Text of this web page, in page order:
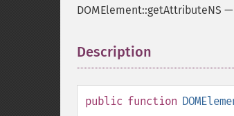
DOMElement::getAttributeNS —
Description
public function